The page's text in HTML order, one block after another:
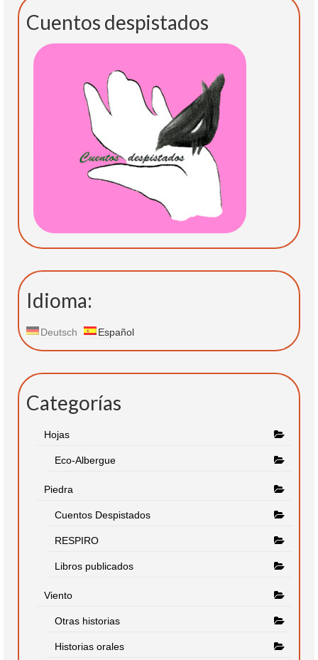
Cuentos despistados
Idioma:
Deutsch Español
Categorías
Hojas
Eco-Albergue
Piedra
Cuentos Despistados
RESPIRO
Libros publicados
Viento
Otras historias
Historias orales